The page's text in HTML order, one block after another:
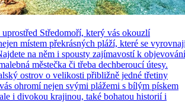
Středomoří, který vás okouzlí
místem překrásných pláží, které se
na něm i spousty zajímavostí k
městečka či třeba dechberoucí útesy.
ostrov o velikosti přibližně jedné třetiny
ohromí nejen svými plážemi s bílým pískem
i divokou krajinou, také bohatou historií i